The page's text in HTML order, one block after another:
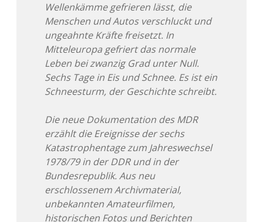
Adventskalender 2020
Adventskalender 2021
Adventskalender 2022
Adventskalender 2023
Adventskalender 2024
Wellenkämme gefrieren lässt, die
Menschen und Autos verschluckt und
ungeahnte Kräfte freisetzt. In
Mitteleuropa gefriert das normale
Leben bei zwanzig Grad unter Null.
Sechs Tage in Eis und Schnee. Es ist ein
Schneesturm, der Geschichte schreibt.
Die neue Dokumentation des MDR
erzählt die Ereignisse der sechs
Katastrophentage zum Jahreswechsel
1978/79 in der DDR und in der
Bundesrepublik. Aus neu
erschlossenem Archivmaterial,
unbekannten Amateurfilmen,
historischen Fotos und Berichten